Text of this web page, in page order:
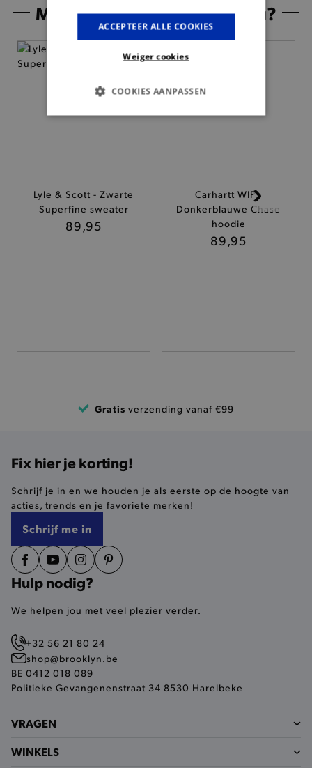
Misschien is dit iets voor jou?
Lyle & Scott - Zwarte
Superfine sweater
89,95
Carhartt WIP -
Donkerblauwe Chase
hoodie
89,95
Gratis verzending vanaf €99
Fix hier je korting!
Schrijf je in en we houden je als eerste op de hoogte van
acties, trends en je favoriete merken!
Schrijf me in
Hulp nodig?
We helpen jou met veel plezier verder.
+32 56 21 80 24
shop@brooklyn.be
BE 0412 018 089
Politieke Gevangenenstraat 34 8530 Harelbeke
VRAGEN
WINKELS
ACCEPTEER ALLE COOKIES
Weiger cookies
COOKIES AANPASSEN
BASIS COOKIES
FUNCTIONALITEIT
site op een correcte manier wordt verorberd. De
Naam
Provider
selected-val .brooklyn.be
pickupAddress
product-out-of-stock-modal .brooklyn.be